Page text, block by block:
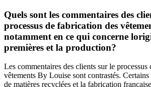
Quels sont les commentaires des
processus de fabrication des
notamment en ce qui concerne
premières et la production?
Les commentaires des clients sur le processus
vêtements By Louise sont contrastés.
de matières recyclées et la fabrication